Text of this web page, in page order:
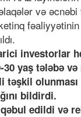
və
investorlar
yaş tələbə
olunması
bildirdi.
edildi və